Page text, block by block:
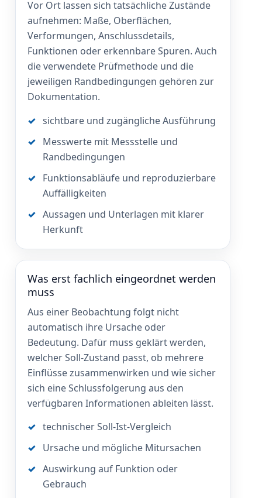
Vor Ort lassen sich tatsächliche Zustände
aufnehmen: Maße, Oberflächen,
Verformungen, Anschlussdetails,
Funktionen oder erkennbare Spuren. Auch
die verwendete Prüfmethode und die
jeweiligen Randbedingungen gehören zur
Dokumentation.
sichtbare und zugängliche Ausführung
Messwerte mit Messstelle und
Randbedingungen
Funktionsabläufe und reproduzierbare
Auffälligkeiten
Aussagen und Unterlagen mit klarer
Herkunft
Was erst fachlich eingeordnet werden
muss
Aus einer Beobachtung folgt nicht
automatisch ihre Ursache oder
Bedeutung. Dafür muss geklärt werden,
welcher Soll-Zustand passt, ob mehrere
Einflüsse zusammenwirken und wie sicher
sich eine Schlussfolgerung aus den
verfügbaren Informationen ableiten lässt.
technischer Soll-Ist-Vergleich
Ursache und mögliche Mitursachen
Auswirkung auf Funktion oder
Gebrauch